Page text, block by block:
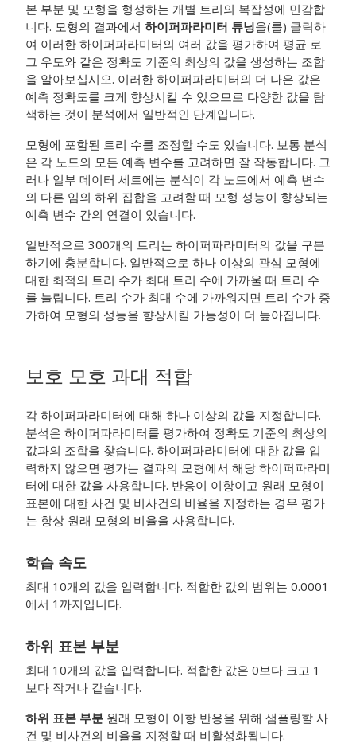
본 부분 및 모형을 형성하는 개별 트리의 복잡성에 민감합
니다. 모형의 결과에서 하이퍼파라미터 튜닝을(를) 클릭하
여 이러한 하이퍼파라미터의 여러 값을 평가하여 평균 로
그 우도와 같은 정확도 기준의 최상의 값을 생성하는 조합
을 알아보십시오. 이러한 하이퍼파라미터의 더 나은 값은
예측 정확도를 크게 향상시킬 수 있으므로 다양한 값을 탐
색하는 것이 분석에서 일반적인 단계입니다.
모형에 포함된 트리 수를 조정할 수도 있습니다. 보통 분석
은 각 노드의 모든 예측 변수를 고려하면 잘 작동합니다. 그
러나 일부 데이터 세트에는 분석이 각 노드에서 예측 변수
의 다른 임의 하위 집합을 고려할 때 모형 성능이 향상되는
예측 변수 간의 연결이 있습니다.
일반적으로 300개의 트리는 하이퍼파라미터의 값을 구분
하기에 충분합니다. 일반적으로 하나 이상의 관심 모형에
대한 최적의 트리 수가 최대 트리 수에 가까울 때 트리 수
를 늘립니다. 트리 수가 최대 수에 가까워지면 트리 수가 증
가하여 모형의 성능을 향상시킬 가능성이 더 높아집니다.
보호 모호 과대 적합
각 하이퍼파라미터에 대해 하나 이상의 값을 지정합니다.
분석은 하이퍼파라미터를 평가하여 정확도 기준의 최상의
값과의 조합을 찾습니다. 하이퍼파라미터에 대한 값을 입
력하지 않으면 평가는 결과의 모형에서 해당 하이퍼파라미
터에 대한 값을 사용합니다. 반응이 이항이고 원래 모형이
표본에 대한 사건 및 비사건의 비율을 지정하는 경우 평가
는 항상 원래 모형의 비율을 사용합니다.
학습 속도
최대 10개의 값을 입력합니다. 적합한 값의 범위는 0.0001
에서 1까지입니다.
하위 표본 부분
최대 10개의 값을 입력합니다. 적합한 값은 0보다 크고 1
보다 작거나 같습니다.
하위 표본 부분 원래 모형이 이항 반응을 위해 샘플링할 사
건 및 비사건의 비율을 지정할 때 비활성화됩니다.